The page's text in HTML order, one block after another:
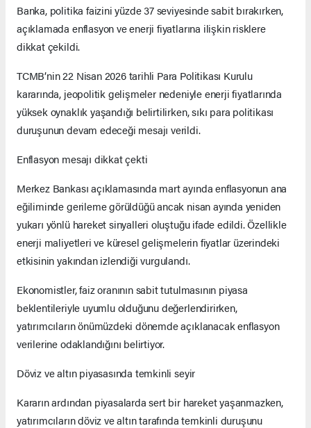
Banka, politika faizini yüzde 37 seviyesinde sabit bırakırken,
açıklamada enflasyon ve enerji fiyatlarına ilişkin risklere
dikkat çekildi.
TCMB’nin 22 Nisan 2026 tarihli Para Politikası Kurulu
kararında, jeopolitik gelişmeler nedeniyle enerji fiyatlarında
yüksek oynaklık yaşandığı belirtilirken, sıkı para politikası
duruşunun devam edeceği mesajı verildi.
Enflasyon mesajı dikkat çekti
Merkez Bankası açıklamasında mart ayında enflasyonun ana
eğiliminde gerileme görüldüğü ancak nisan ayında yeniden
yukarı yönlü hareket sinyalleri oluştuğu ifade edildi. Özellikle
enerji maliyetleri ve küresel gelişmelerin fiyatlar üzerindeki
etkisinin yakından izlendiği vurgulandı.
Ekonomistler, faiz oranının sabit tutulmasının piyasa
beklentileriyle uyumlu olduğunu değerlendirirken,
yatırımcıların önümüzdeki dönemde açıklanacak enflasyon
verilerine odaklandığını belirtiyor.
Döviz ve altın piyasasında temkinli seyir
Kararın ardından piyasalarda sert bir hareket yaşanmazken,
yatırımcıların döviz ve altın tarafında temkinli duruşunu